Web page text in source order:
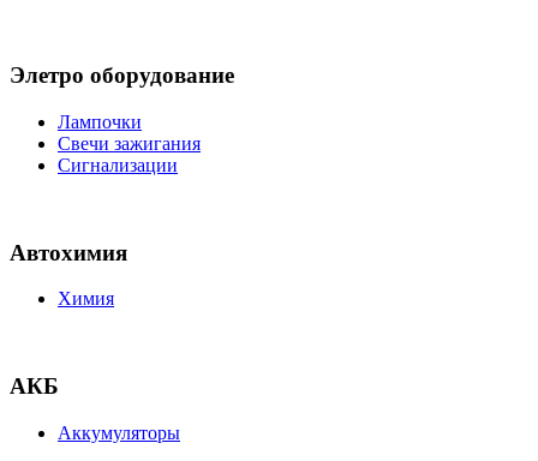
Элетро оборудование
Лампочки
Свечи зажигания
Сигнализации
Автохимия
Химия
АКБ
Аккумуляторы